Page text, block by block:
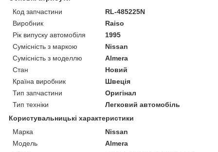
Код запчастини
RL-485225N
Виробник
Raiso
Рік випуску автомобіля
1995
Сумісність з маркою
Nissan
Сумісність з моделлю
Almera
Стан
Новий
Країна виробник
Швеція
Тип запчастини
Оригінал
Тип техніки
Легковий автомобіль
Користувальницькі характеристики
Марка
Nissan
Мoдель
Almera